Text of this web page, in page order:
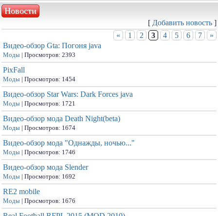
Новости
[ Добавить новость ]
«
1 2 3 4 5 6 7
»
Видео-обзор Gta: Погоня java
Моды | Просмотров: 2393
PixFall
Моды | Просмотров: 1454
Видео-обзор Star Wars: Dark Forces java
Моды | Просмотров: 1721
Видео-обзор мода Death Night(beta)
Моды | Просмотров: 1674
Видео-обзор мода "Однажды, ночью..."
Моды | Просмотров: 1746
Видео-обзор мода Slender
Моды | Просмотров: 1692
RE2 mobile
Моды | Просмотров: 1676